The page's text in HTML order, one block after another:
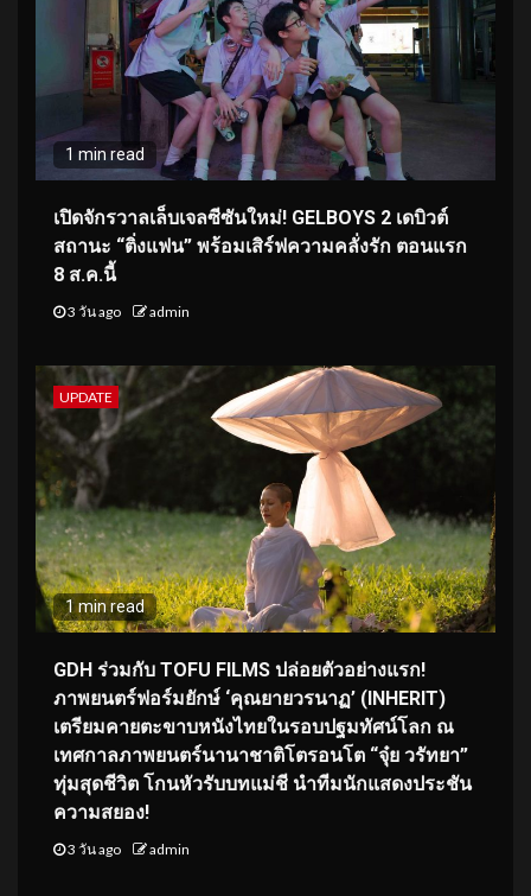
1 min read
เปิดจักรวาลเล็บเจลซีซันใหม่! GELBOYS 2 เดบิวต์
สถานะ “ติ่งแฟน” พร้อมเสิร์ฟความคลั่งรัก ตอนแรก
8 ส.ค.นี้
3 วัน ago admin
UPDATE
1 min read
GDH ร่วมกับ TOFU FILMS ปล่อยตัวอย่างแรก!
ภาพยนตร์ฟอร์มยักษ์ ‘คุณยายวรนาฏ’ (INHERIT)
เตรียมคายตะขาบหนังไทยในรอบปฐมทัศน์โลก ณ
เทศกาลภาพยนตร์นานาชาติโตรอนโต “จุ๋ย วรัทยา”
ทุ่มสุดชีวิต โกนหัวรับบทแม่ชี นำทีมนักแสดงประชัน
ความสยอง!
3 วัน ago admin